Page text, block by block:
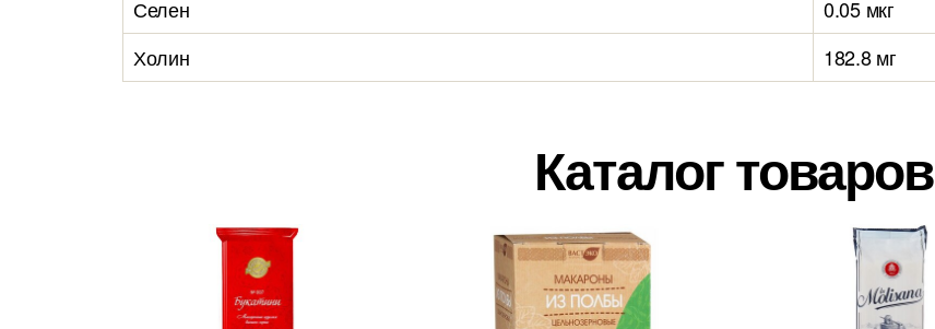
Селен
0.05 мкг
Холин
182.8 мг
Каталог товаров